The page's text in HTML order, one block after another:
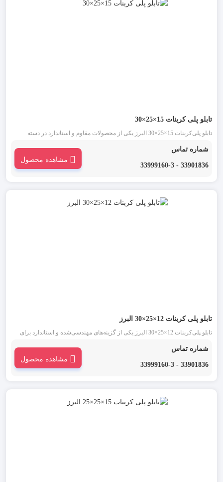
تابلو پلی‌ کربنات 15×25×30
تابلو پلی‌کربنات 15×25×30 البرز یکی از محصولات مقاوم و استاندارد در دسته
الزامات محیطی، ایمنی و دوام بالا انجام شده است و می‌تواند گزینه‌ای ایده‌آل برای
شماره تماس
33901836 - 33999160-3
مشاهده محصول
تابلو پلی‌ کربنات 12×25×30 البرز
تابلو پلی‌کربنات 12×25×30 البرز یکی از گزینه‌های مهندسی‌شده و استاندارد برای
پلی‌کربنات با کیفیت بالا در ساخت بدنه، این محصول را به انتخابی مقاوم و قابل
شماره تماس
33901836 - 33999160-3
مشاهده محصول